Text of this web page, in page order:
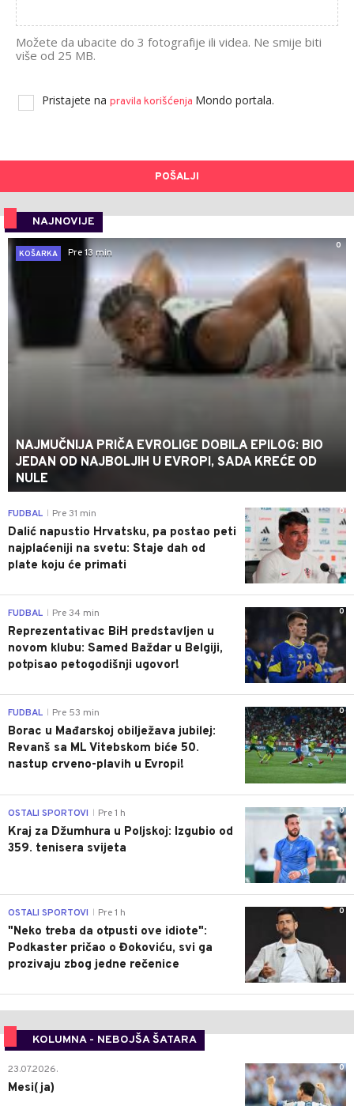
Možete da ubacite do 3 fotografije ili videa. Ne smije biti
više od 25 MB.
Pristajete na pravila korišćenja Mondo portala.
POŠALJI
NAJNOVIJE
0
KOŠARKA
Pre 13 min
NAJMUČNIJA PRIČA EVROLIGE DOBILA EPILOG: BIO
JEDAN OD NAJBOLJIH U EVROPI, SADA KREĆE OD
NULE
0
FUDBAL Pre 31 min
Dalić napustio Hrvatsku, pa postao peti
najplaćeniji na svetu: Staje dah od
plate koju će primati
0
FUDBAL Pre 34 min
Reprezentativac BiH predstavljen u
novom klubu: Samed Baždar u Belgiji,
potpisao petogodišnji ugovor!
0
FUDBAL Pre 53 min
Borac u Mađarskoj obilježava jubilej:
Revanš sa ML Vitebskom biće 50.
nastup crveno-plavih u Evropi!
0
OSTALI SPORTOVI Pre 1 h
Kraj za Džumhura u Poljskoj: Izgubio od
359. tenisera svijeta
0
OSTALI SPORTOVI Pre 1 h
"Neko treba da otpusti ove idiote":
Podkaster pričao o Đokoviću, svi ga
prozivaju zbog jedne rečenice
KOLUMNA - NEBOJŠA ŠATARA
0
23.07.2026.
Mesi(ja)